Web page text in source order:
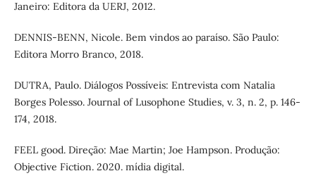
Janeiro: Editora da UERJ, 2012.
DENNIS-BENN, Nicole. Bem vindos ao paraíso. São Paulo:
Editora Morro Branco, 2018.
DUTRA, Paulo. Diálogos Possíveis: Entrevista com Natalia
Borges Polesso. Journal of Lusophone Studies, v. 3, n. 2, p. 146-
174, 2018.
FEEL good. Direção: Mae Martin; Joe Hampson. Produção:
Objective Fiction. 2020. mídia digital.